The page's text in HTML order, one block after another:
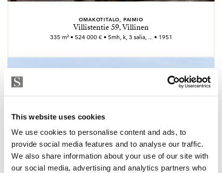
This website uses cookies
We use cookies to personalise content and ads, to
provide social media features and to analyse our traffic.
We also share information about your use of our site with
our social media, advertising and analytics partners who
OMAKOTITALO, PAIMIO
Villistentie 59, Villinen
335 m² • 524 000 € • 5mh, k, 3 salia, ... • 1951